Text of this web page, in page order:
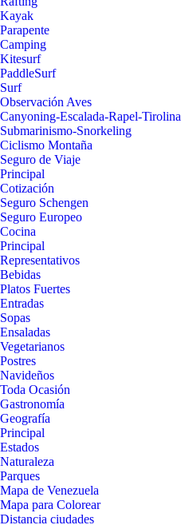
Kayak
Parapente
Camping
Kitesurf
PaddleSurf
Surf
Observación Aves
Canyoning-Escalada-Rapel-Tirolina
Submarinismo-Snorkeling
Ciclismo Montaña
Seguro de Viaje
Principal
Cotización
Seguro Schengen
Seguro Europeo
Cocina
Principal
Representativos
Bebidas
Platos Fuertes
Entradas
Sopas
Ensaladas
Vegetarianos
Postres
Navideños
Toda Ocasión
Gastronomía
Geografía
Principal
Estados
Naturaleza
Parques
Mapa de Venezuela
Mapa para Colorear
Distancia ciudades